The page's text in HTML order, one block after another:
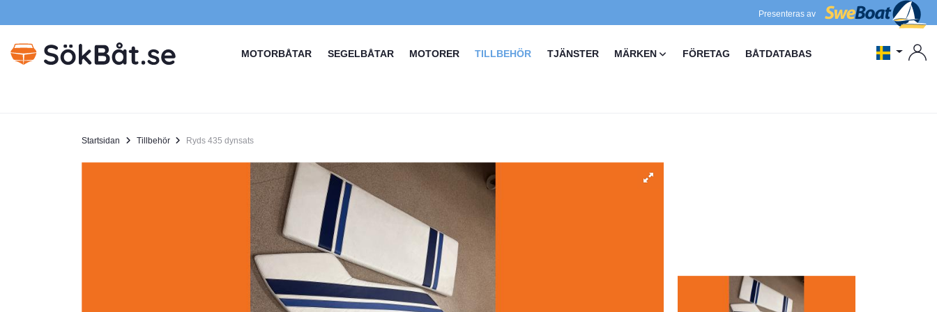
Presenteras av
MOTORBÅTAR SEGELBÅTAR MOTORER TILLBEHÖR TJÄNSTER MÄRKEN FÖRETAG BÅTDATABAS
Startsidan Tillbehör Ryds 435 dynsats